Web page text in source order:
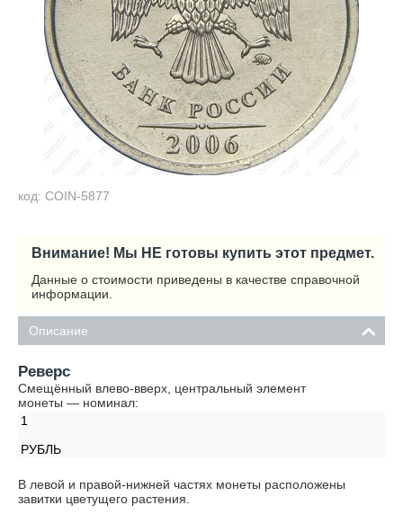
код: COIN-5877
Внимание! Мы НЕ готовы купить этот предмет.
Данные о стоимости приведены в качестве справочной
информации.
Описание
Реверс
Смещённый влево-вверх, центральный элемент
монеты — номинал:
1
РУБЛЬ
В левой и правой-нижней частях монеты расположены
завитки цветущего растения.